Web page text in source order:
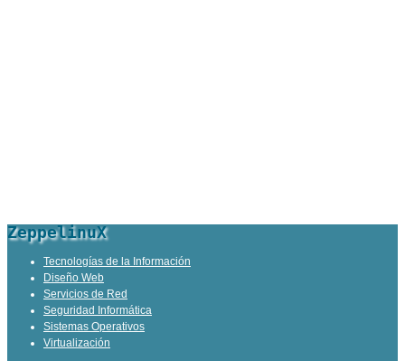
ZeppelinuX
Tecnologías de la Información
Diseño Web
Servicios de Red
Seguridad Informática
Sistemas Operativos
Virtualización